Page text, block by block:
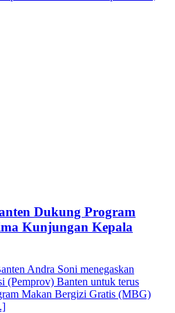
Dukung Program
Kunjungan Kepala
Andra Soni menegaskan
(Pemprov) Banten untuk terus
Makan Bergizi Gratis (MBG)